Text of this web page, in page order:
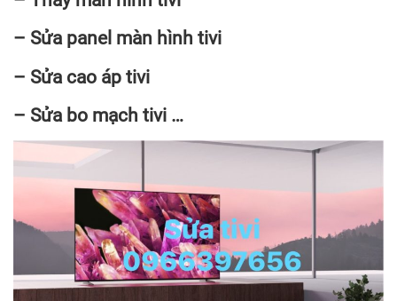
– Sửa panel màn hình tivi
– Sửa cao áp tivi
– Sửa bo mạch tivi …